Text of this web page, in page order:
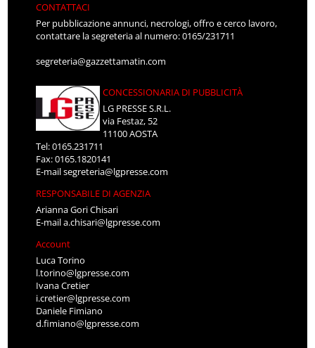
CONTATTACI
Per pubblicazione annunci, necrologi, offro e cerco lavoro,
contattare la segreteria al numero: 0165/231711
segreteria@gazzettamatin.com
CONCESSIONARIA DI PUBBLICITÀ
LG PRESSE S.R.L.
via Festaz, 52
11100 AOSTA
Tel: 0165.231711
Fax: 0165.1820141
E-mailsegreteria@lgpresse.com
RESPONSABILE DI AGENZIA
Arianna Gori Chisari
E-maila.chisari@lgpresse.com
Account
Luca Torino
l.torino@lgpresse.com
Ivana Cretier
i.cretier@lgpresse.com
Daniele Fimiano
d.fimiano@lgpresse.com